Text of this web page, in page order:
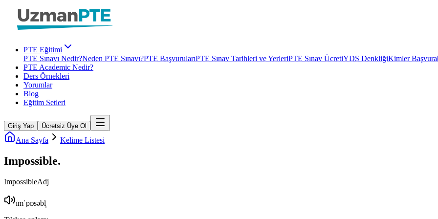
PTE Eğitimi
PTE Sınavı Nedir?Neden PTE Sınavı?PTE BaşvurularıPTE Sınav Tarihleri ve YerleriPTE Sınav ÜcretiYDS DenkliğiKimler
PTE Academic Nedir?
Ders Örnekleri
Yorumlar
Blog
Eğitim Setleri
Giriş Yap Ücretsiz Üye Ol
Ana Sayfa Kelime Listesi
Impossible.
ImpossibleAdj
ɪmˈpɒsəbl̩